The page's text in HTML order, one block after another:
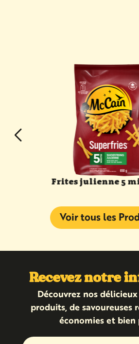
Frites julienne 5
Voir tous les
Recevez notre
Découvrez nos
produits, de savoureuses
économies et bien